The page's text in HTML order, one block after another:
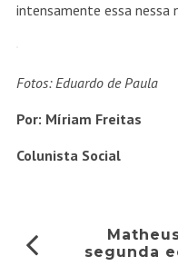
intensamente essa nessa
Fotos: Eduardo de Paula
Por: Míriam Freitas
Colunista Social
segunda